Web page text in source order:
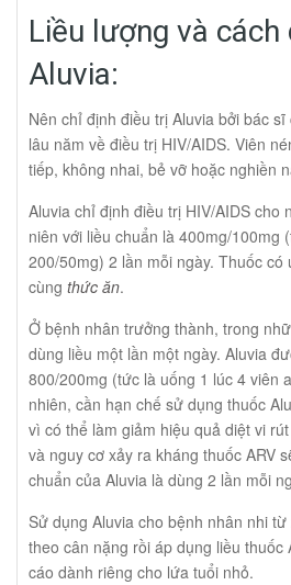
Liều lượng và
Aluvia:
Nên chỉ định điều trị Aluvia bởi bác
lâu năm về điều trị HIV/AIDS. Viên
tiếp, không nhai, bẻ vỡ hoặc nghiền
Aluvia chỉ định điều trị HIV/AIDS cho
niên với liều chuẩn là 400mg/100mg
200/50mg) 2 lần mỗi ngày. Thuốc có
cùng thức ăn.
Ở bệnh nhân trưởng thành, trong
dùng liều một lần một ngày. Aluvia
800/200mg (tức là uống 1 lúc 4 viên
nhiên, cần hạn chế sử dụng thuốc
vì có thể làm giảm hiệu quả diệt vi
và nguy cơ xảy ra kháng thuốc ARV
chuẩn của Aluvia là dùng 2 lần mỗi
Sử dụng Aluvia cho bệnh nhân nhi
theo cân nặng rồi áp dụng liều thuốc
cáo dành riêng cho lứa tuổi nhỏ.